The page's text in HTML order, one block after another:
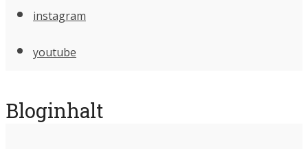
instagram
youtube
Bloginhalt